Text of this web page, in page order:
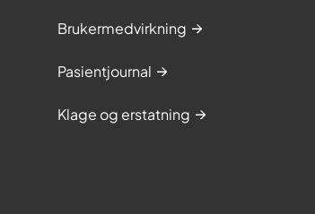
Brukermedvirkning
Pasientjournal
Klage og erstatning